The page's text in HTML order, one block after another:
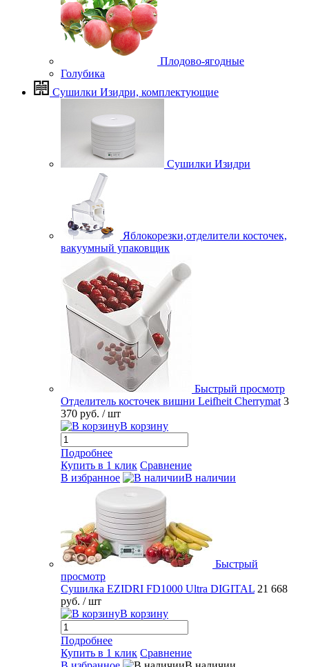
Плодово-ягодные
Голубика
Сушилки Изидри, комплектующие
Сушилки Изидри
Яблокорезки,отделители косточек,
вакуумный упаковщик
Быстрый просмотр
Отделитель косточек вишни Leifheit Cherrymat 3
370 руб. / шт
В корзину
Подробнее
Купить в 1 клик Сравнение
В избранное
В наличии
Быстрый
просмотр
Сушилка EZIDRI FD1000 Ultra DIGITAL 21 668
руб. / шт
В корзину
Подробнее
Купить в 1 клик Сравнение